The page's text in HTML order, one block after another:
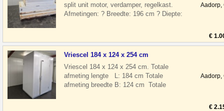
split unit motor, verdamper, regelkast.
Afmetingen: ? Breedte: 196 cm ? Diepte:
Aadorp,
€
Vriescel 184 x 124 x 254 cm
Vriescel 184 x 124 x 254 cm. Totale
afmeting lengte L: 184 cm Totale
afmeting breedte B: 124 cm Totale
Aadorp,
€